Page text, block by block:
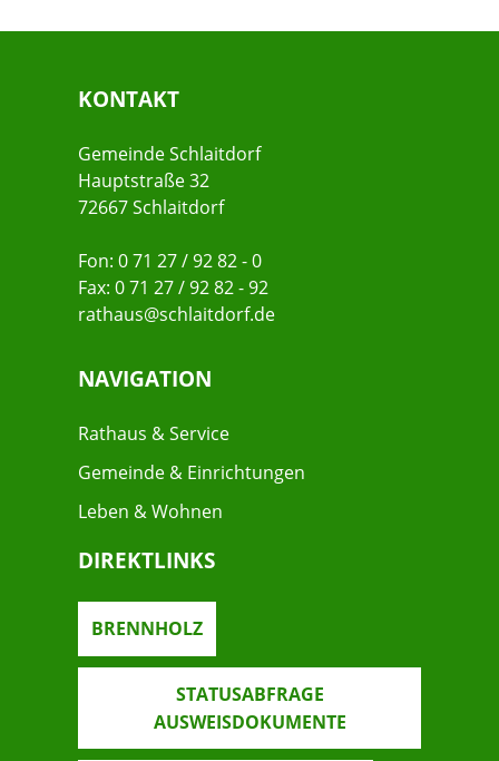
KONTAKT
Gemeinde Schlaitdorf
Hauptstraße 32
72667 Schlaitdorf
Fon: 0 71 27 / 92 82 - 0
Fax: 0 71 27 / 92 82 - 92
rathaus@schlaitdorf.de
NAVIGATION
Rathaus & Service
Gemeinde & Einrichtungen
Leben & Wohnen
DIREKTLINKS
BRENNHOLZ
STATUSABFRAGE
AUSWEISDOKUMENTE